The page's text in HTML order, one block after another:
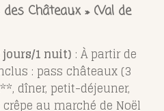
Châteaux » (Val de
jours/1 nuit) : À partir de
: pass châteaux (3
dîner, petit-déjeuner,
au marché de Noël